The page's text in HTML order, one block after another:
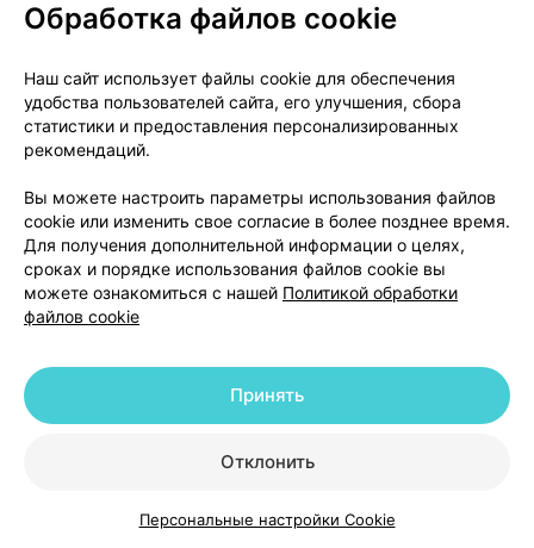
КаталогКорзинаИзбранноеПрофиль
- Сильное увлечение азартными играми,
семьи;
- Измененный или повышенный сексуальный
озабоченность у вас или других, например,
повышенная сексуальная активность;
- Неконтролируемое, навязчивое желание
делать покупки или тратить деньги;
- Переедание (употребление большого
количества пищи за короткий промежуток
времени) или неконтролируемое питание
(употребление большего количества пищи, чем
Обработка файлов cookie
Наш сайт использует файлы cookie для обеспечения
удобства пользователей сайта, его улучшения, сбора
статистики и предоставления персонализированных
рекомендаций.
Вы можете настроить параметры использования файлов
cookie или изменить свое согласие в более позднее время.
Для получения дополнительной информации о целях,
сроках и порядке использования файлов cookie вы
можете ознакомиться с нашей Политикой обработки
файлов cookie
Отклонить
Принять
Персональные настройки Cookie